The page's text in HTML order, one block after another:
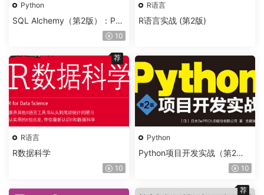
Python
SQL Alchemy（第2版）：Pyt
10
R语言
R语言实战 (第2版)
R语言
R数据科学
10
荐
Python
Python项目开发实战（第2
10
荐